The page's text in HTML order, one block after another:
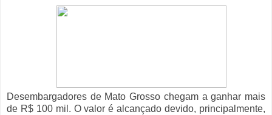
Desembargadores de Mato Grosso chegam a ganhar mais
de R$ 100 mil. O valor é alcançado devido, principalmente,